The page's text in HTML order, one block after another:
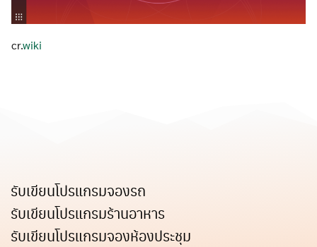
cr.wiki
รับเขียนโปรแกรมจองรถ
รับเขียนโปรแกรมร้านอาหาร
รับเขียนโปรแกรมจองห้องประชุม